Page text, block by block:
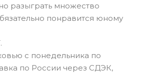
разыграть множество
понравится юному
с понедельника по
по России через СДЭК,